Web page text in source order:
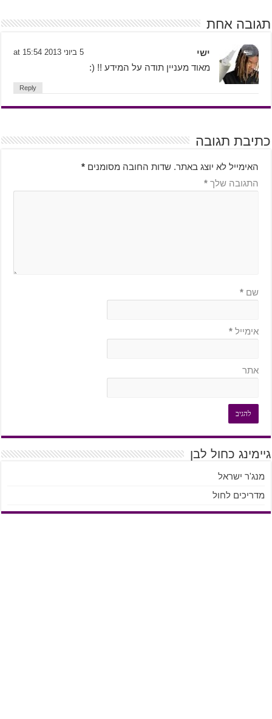
תגובה אחת
ישי 5 ביוני 2013 at 15:54
מאוד מעניין תודה על המידע !! (:
Reply
כתיבת תגובה
האימייל לא יוצג באתר. שדות החובה מסומנים *
התגובה שלך *
שם *
אימייל *
אתר
גיימינג כחול לבן
מנג'ר ישראל
מדריכים לחול